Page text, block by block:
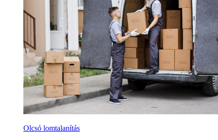
Olcsó lomtalanítás